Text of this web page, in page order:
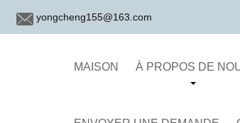
yongcheng155@163.com
MAISON À PROPOS DE